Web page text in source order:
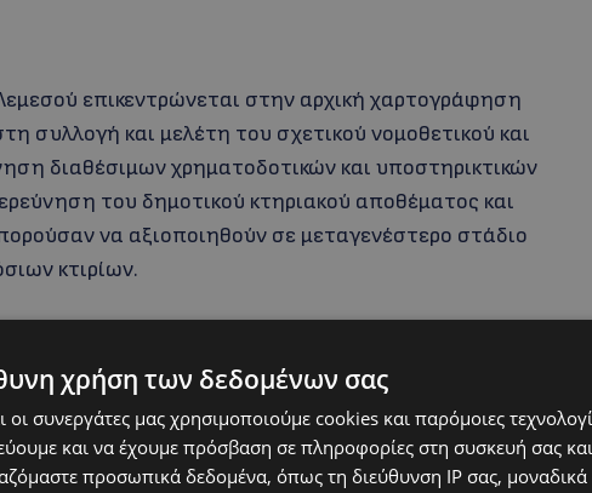
επικεντρώνεται στην αρχική χαρτογράφηση
συλλογή και μελέτη του σχετικού νομοθετικού και
διαθέσιμων χρηματοδοτικών και υποστηρικτικών
του δημοτικού κτηριακού αποθέματος και
να αξιοποιηθούν σε μεταγενέστερο στάδιο
κτιρίων.
χρήση των δεδομένων σας
οι συνεργάτες μας χρησιμοποιούμε cookies και παρόμοιες
και να έχουμε πρόσβαση σε πληροφορίες στη συσκευή σας
προσωπικά δεδομένα, όπως τη διεύθυνση IP σας, μοναδικά